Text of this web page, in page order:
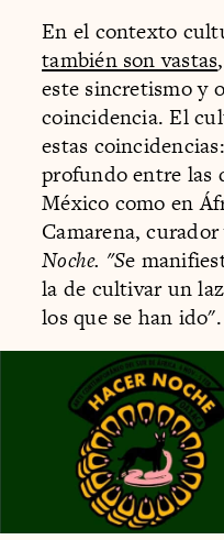
En el contexto
también son vastas
este sincretismo y
coincidencia. El
estas
profundo entre las
México como en
Camarena,
Noche. "Se
la de cultivar un
los que se han ido".